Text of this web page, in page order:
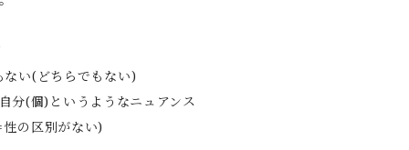
い(どちらでもない)
(個)というようなニュアンス
の区別がない)